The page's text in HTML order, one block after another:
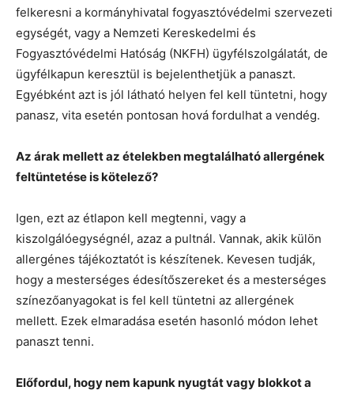
felkeresni a kormányhivatal fogyasztóvédelmi szervezeti
egységét, vagy a Nemzeti Kereskedelmi és
Fogyasztóvédelmi Hatóság (NKFH) ügyfélszolgálatát, de
ügyfélkapun keresztül is bejelenthetjük a panaszt.
Egyébként azt is jól látható helyen fel kell tüntetni, hogy
panasz, vita esetén pontosan hová fordulhat a vendég.
Az árak mellett az ételekben megtalálható allergének
feltüntetése is kötelező?
Igen, ezt az étlapon kell megtenni, vagy a
kiszolgálóegységnél, azaz a pultnál. Vannak, akik külön
allergénes tájékoztatót is készítenek. Kevesen tudják,
hogy a mesterséges édesítőszereket és a mesterséges
színezőanyagokat is fel kell tüntetni az allergének
mellett. Ezek elmaradása esetén hasonló módon lehet
panaszt tenni.
Előfordul, hogy nem kapunk nyugtát vagy blokkot a